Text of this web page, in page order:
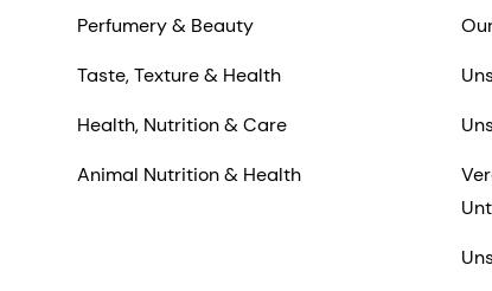
Perfumery & Beauty
Taste, Texture & Health
Health, Nutrition & Care
Animal Nutrition & Health